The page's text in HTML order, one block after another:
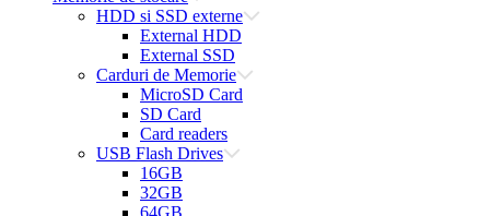
HDD si SSD externe
External HDD
External SSD
Carduri de Memorie
MicroSD Card
SD Card
Card readers
USB Flash Drives
16GB
32GB
64GB